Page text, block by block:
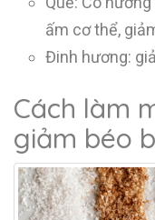
ấm cơ thể,
Đinh hương:
Cách làm
giảm béo